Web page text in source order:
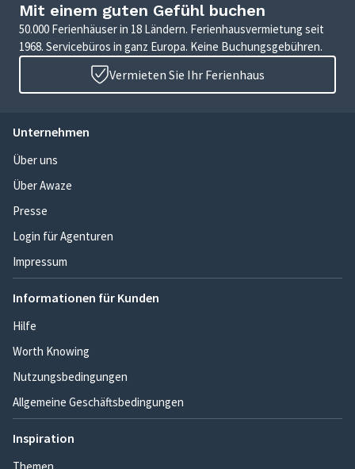
Mit einem guten Gefühl buchen
50.000 Ferienhäuser in 18 Ländern. Ferienhausvermietung seit
1968. Servicebüros in ganz Europa. Keine Buchungsgebühren.
Vermieten Sie Ihr Ferienhaus
Unternehmen
Über uns
Über Awaze
Presse
Login für Agenturen
Impressum
Informationen für Kunden
Hilfe
Worth Knowing
Nutzungsbedingungen
Allgemeine Geschäftsbedingungen
Inspiration